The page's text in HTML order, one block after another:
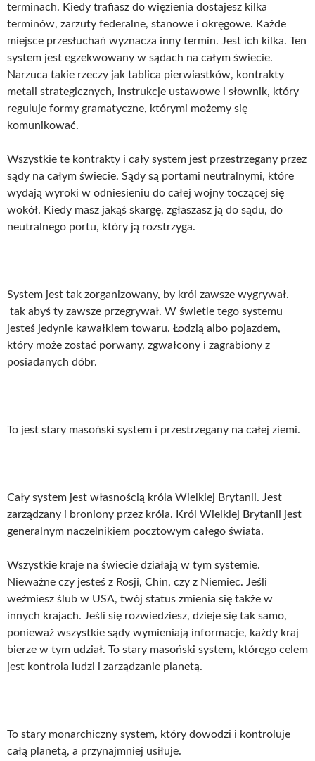
terminach. Kiedy trafiasz do więzienia dostajesz kilka
terminów, zarzuty federalne, stanowe i okręgowe. Każde
miejsce przesłuchań wyznacza inny termin. Jest ich kilka. Ten
system jest egzekwowany w sądach na całym świecie.
Narzuca takie rzeczy jak tablica pierwiastków, kontrakty
metali strategicznych, instrukcje ustawowe i słownik, który
reguluje formy gramatyczne, którymi możemy się
komunikować.
Wszystkie te kontrakty i cały system jest przestrzegany przez
sądy na całym świecie. Sądy są portami neutralnymi, które
wydają wyroki w odniesieniu do całej wojny toczącej się
wokół. Kiedy masz jakąś skargę, zgłaszasz ją do sądu, do
neutralnego portu, który ją rozstrzyga.
System jest tak zorganizowany, by król zawsze wygrywał.
tak abyś ty zawsze przegrywał. W świetle tego systemu
jesteś jedynie kawałkiem towaru. Łodzią albo pojazdem,
który może zostać porwany, zgwałcony i zagrabiony z
posiadanych dóbr.
To jest stary masoński system i przestrzegany na całej ziemi.
Cały system jest własnością króla Wielkiej Brytanii. Jest
zarządzany i broniony przez króla. Król Wielkiej Brytanii jest
generalnym naczelnikiem pocztowym całego świata.
Wszystkie kraje na świecie działają w tym systemie.
Nieważne czy jesteś z Rosji, Chin, czy z Niemiec. Jeśli
weźmiesz ślub w USA, twój status zmienia się także w
innych krajach. Jeśli się rozwiedziesz, dzieje się tak samo,
ponieważ wszystkie sądy wymieniają informacje, każdy kraj
bierze w tym udział. To stary masoński system, którego celem
jest kontrola ludzi i zarządzanie planetą.
To stary monarchiczny system, który dowodzi i kontroluje
całą planetą, a przynajmniej usiłuje.